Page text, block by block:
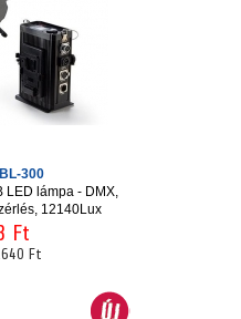
300
LED lámpa - DMX,
12140Lux
Ft
Ft